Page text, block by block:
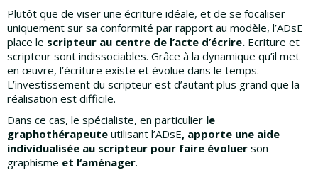
Plutôt que de viser une écriture idéale, et de se focaliser
uniquement sur sa conformité par rapport au modèle, l’ADsE
place le scripteur au centre de l’acte d’écrire. Ecriture et
scripteur sont indissociables. Grâce à la dynamique qu’il met
en œuvre, l’écriture existe et évolue dans le temps.
L’investissement du scripteur est d’autant plus grand que la
réalisation est difficile.
Dans ce cas, le spécialiste, en particulier le
graphothérapeute utilisant l’ADsE, apporte une aide
individualisée au scripteur pour faire évoluer son
graphisme et l‘aménager.